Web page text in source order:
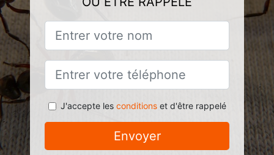
J'accepte les conditionset d'être rappelé
Envoyer